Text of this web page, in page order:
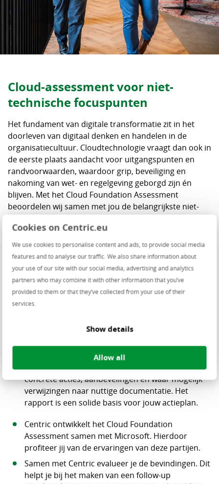
Cookies on Centric.eu
We use cookies to personalise content and ads, to provide social media
features and to analyse our traffic. We also share information about
your use of our site with our social media, advertising and analytics
partners who may combine it with other information that you’ve
provided to them or that they’ve collected from your use of their
services.
Show details
Allow all
Cloud-assessment voor niet-
technische focuspunten
Het fundament van digitale transformatie zit in het
doorleven van digitaal denken en handelen in de
organisatiecultuur. Cloudtechnologie vraagt dan ook in
de eerste plaats aandacht voor uitgangspunten en
randvoorwaarden, waardoor grip, beveiliging en
nakoming van wet- en regelgeving geborgd zijn én
blijven. Met het Cloud Foundation Assessment
beoordelen wij samen met jou de belangrijkste niet-
Voordelen van een Cloud
Foundation
Het Cloud Foundation Assessment is cloud-
agnostisch. De onderwerpen die we bespreken
toepasbaar op alle publieke clouds.
die jouw IT-fundament bepalen.
Je ontvangt een gedetailleerde rapportage met
concrete acties, aanbevelingen en waar mogelijk
verwijzingen naar nuttige documentatie. Het
rapport is een solide basis voor jouw actieplan.
Centric ontwikkelt het Cloud Foundation
Assessment samen met Microsoft. Hierdoor
profiteer jij van de ervaringen van deze partijen.
Samen met Centric evalueer je de bevindingen. Dit
helpt je bij het maken van een follow-up